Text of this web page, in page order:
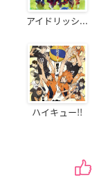
アイドリッシ...
ハイキュー!!